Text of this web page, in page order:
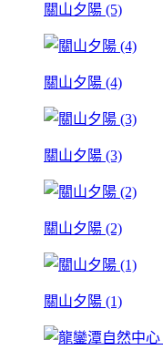
關山夕陽 (5)
關山夕陽 (4)
關山夕陽 (3)
關山夕陽 (2)
關山夕陽 (1)